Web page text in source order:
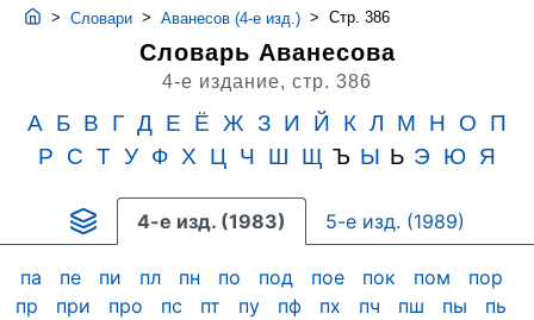
> Словари > Аванесов (4-е изд.) > Стр. 386
Словарь Аванесова
4-е издание, стр. 386
А Б В Г Д Е Ё Ж З И Й К Л М Н О
П
Р
С Т У Ф Х Ц Ч Ш Щ Ъ Ы Ь Э Ю Я
4-е изд. (1983) 5-е изд. (1989)
па пе пи пл пн по под пое пок пом
пор
пр
при про пс пт пу пф пх пч пш пы
пь